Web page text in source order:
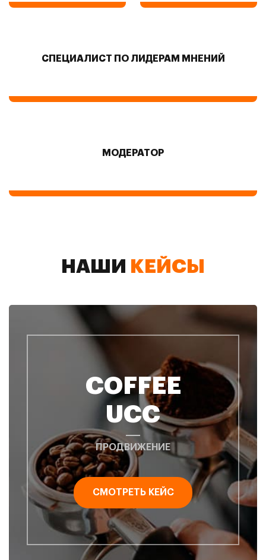
СПЕЦИАЛИСТ ПО ЛИДЕРАМ МНЕНИЙ
МОДЕРАТОР
НАШИ КЕЙСЫ
COFFEE
UCC
ПРОДВИЖЕНИЕ
СМОТРЕТЬ КЕЙС